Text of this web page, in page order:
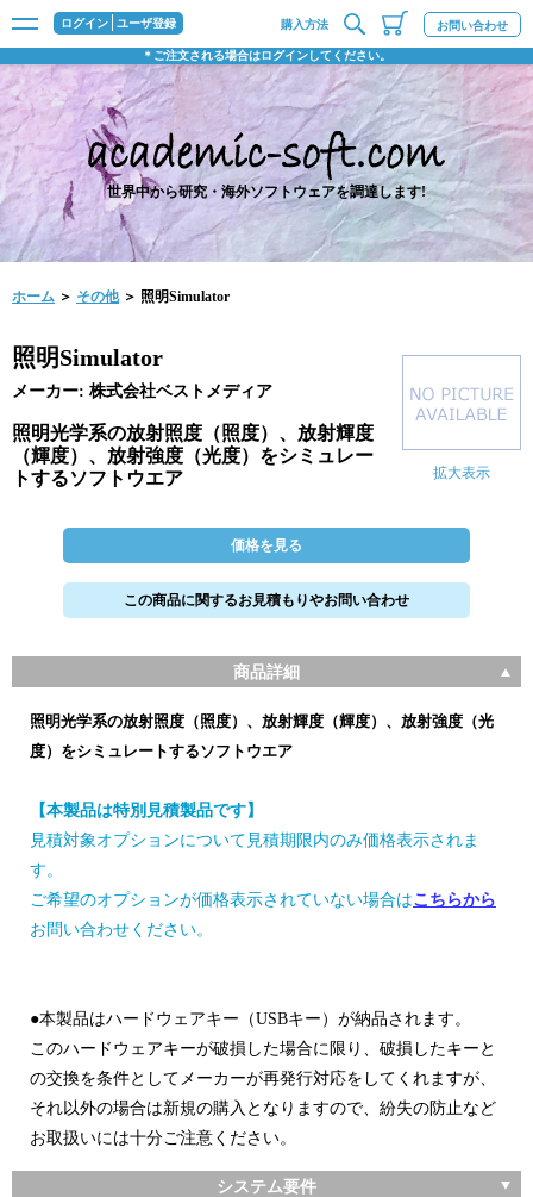
ログイン ユーザ登録
＊ご注文される場合はログインしてください。
購入方法 お問い合わせ
世界中から研究・海外ソフトウェアを調達します!
ホーム ＞ その他＞ 照明Simulator
拡大表示
照明Simulator
メーカー: 株式会社ベストメディア
照明光学系の放射照度（照度）、放射輝度
（輝度）、放射強度（光度）をシミュレー
トするソフトウエア
価格を見る
この商品に関するお見積もりやお問い合わせ
商品詳細
照明光学系の放射照度（照度）、放射輝度（輝度）、放射強度（光
度）をシミュレートするソフトウエア
【本製品は特別見積製品です】
見積対象オプションについて見積期限内のみ価格表示されま
す。
ご希望のオプションが価格表示されていない場合はこちらから
お問い合わせください。
●本製品はハードウェアキー（USBキー）が納品されます。
このハードウェアキーが破損した場合に限り、破損したキーと
の交換を条件としてメーカーが再発行対応をしてくれますが、
それ以外の場合は新規の購入となりますので、紛失の防止など
お取扱いには十分ご注意ください。
システム要件